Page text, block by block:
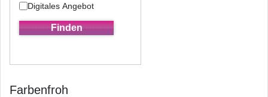
Digitales Angebot
Farbenfroh